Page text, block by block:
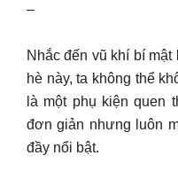
–
Nhắc đến vũ khí bí
hè này, ta không thể
là một phụ kiện quen
đơn giản nhưng luôn
đầy nổi bật.